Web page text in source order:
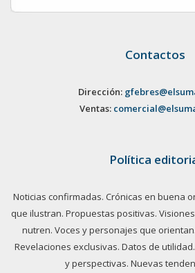
Contactos
Dirección:
Ventas:
Política
Noticias confirmadas. Crónicas en buena
que ilustran. Propuestas positivas.
nutren. Voces y personajes que
Revelaciones exclusivas. Datos de
y perspectivas. Nuevas